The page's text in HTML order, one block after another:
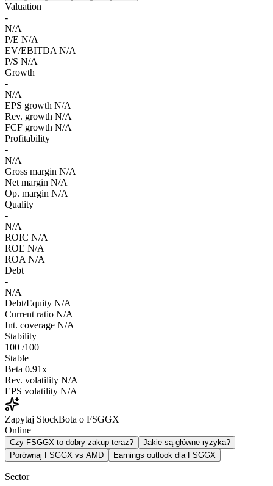
Valuation
-
N/A
P/E N/A
EV/EBITDA N/A
P/S N/A
Growth
-
N/A
EPS growth N/A
Rev. growth N/A
FCF growth N/A
Profitability
-
N/A
Gross margin N/A
Net margin N/A
Op. margin N/A
Quality
-
N/A
ROIC N/A
ROE N/A
ROA N/A
Debt
-
N/A
Debt/Equity N/A
Current ratio N/A
Int. coverage N/A
Stability
100 /100
Stable
Beta 0.91x
Rev. volatility N/A
EPS volatility N/A
Zapytaj StockBota o FSGGX
Online
Czy FSGGX to dobry zakup teraz?
Jakie są główne ryzyka?
Porównaj FSGGX vs AMD
Earnings outlook dla FSGGX
Sector